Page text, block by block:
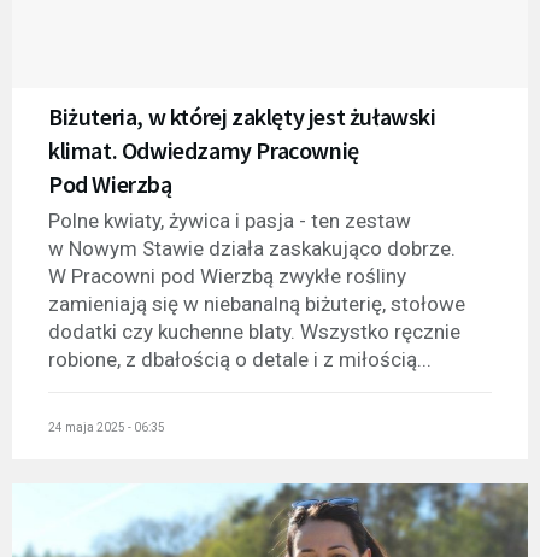
Biżuteria, w której zaklęty jest żuławski
klimat. Odwiedzamy Pracownię
Pod Wierzbą
Polne kwiaty, żywica i pasja - ten zestaw
w Nowym Stawie działa zaskakująco dobrze.
W Pracowni pod Wierzbą zwykłe rośliny
zamieniają się w niebanalną biżuterię, stołowe
dodatki czy kuchenne blaty. Wszystko ręcznie
robione, z dbałością o detale i z miłością...
24 maja 2025 - 06:35